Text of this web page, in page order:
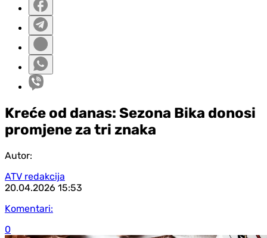
Kreće od danas: Sezona Bika donosi
promjene za tri znaka
Autor:
ATV redakcija
20.04.2026 15:53
Komentari:
0